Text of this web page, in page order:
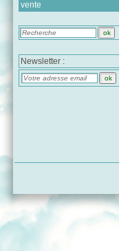
vente
Newsletter :